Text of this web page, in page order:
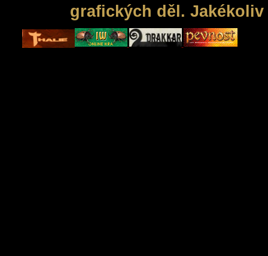
grafických děl.